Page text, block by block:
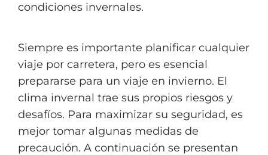
condiciones invernales.
Siempre es importante planificar cualquier
viaje por carretera, pero es esencial
prepararse para un viaje en invierno. El
clima invernal trae sus propios riesgos y
desafíos. Para maximizar su seguridad, es
mejor tomar algunas medidas de
precaución. A continuación se presentan